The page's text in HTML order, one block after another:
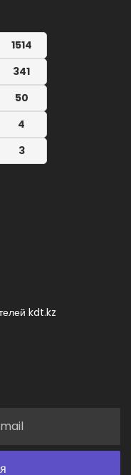
1514
341
50
4
3
kdt.kz